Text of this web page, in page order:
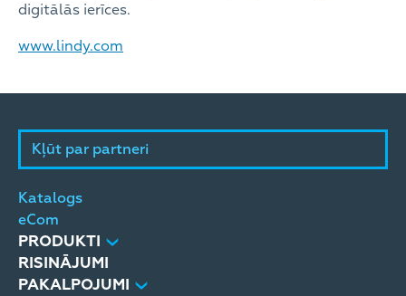
digitālās ierīces.
www.lindy.com
Kļūt par partneri
Katalogs
eCom
PRODUKTI
RISINĀJUMI
PAKALPOJUMI